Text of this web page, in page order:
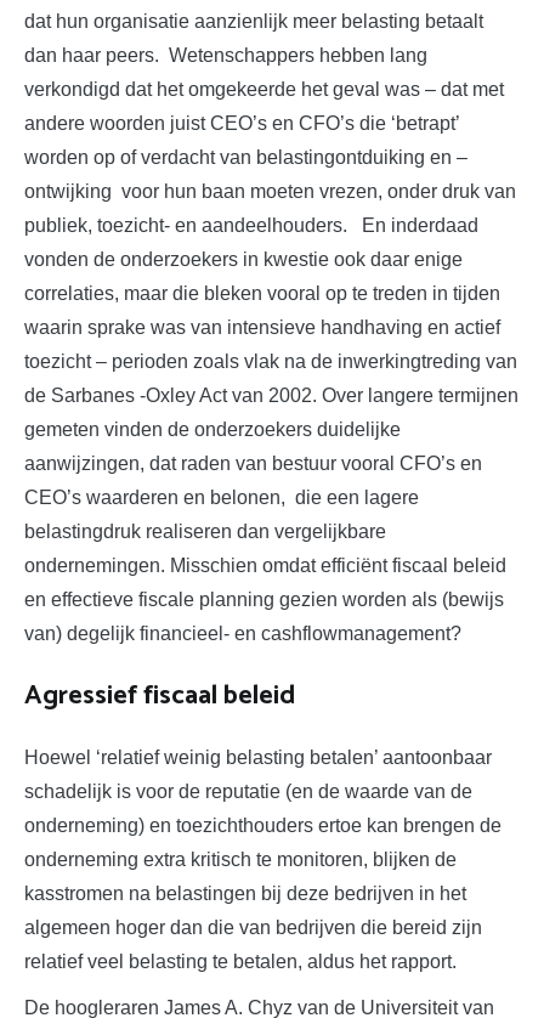
dat hun organisatie aanzienlijk meer belasting betaalt
dan haar peers. Wetenschappers hebben lang
verkondigd dat het omgekeerde het geval was – dat met
andere woorden juist CEO’s en CFO’s die ‘betrapt’
worden op of verdacht van belastingontduiking en –
ontwijking voor hun baan moeten vrezen, onder druk van
publiek, toezicht- en aandeelhouders. En inderdaad
vonden de onderzoekers in kwestie ook daar enige
correlaties, maar die bleken vooral op te treden in tijden
waarin sprake was van intensieve handhaving en actief
toezicht – perioden zoals vlak na de inwerkingtreding van
de Sarbanes -Oxley Act van 2002. Over langere termijnen
gemeten vinden de onderzoekers duidelijke
aanwijzingen, dat raden van bestuur vooral CFO’s en
CEO’s waarderen en belonen, die een lagere
belastingdruk realiseren dan vergelijkbare
ondernemingen. Misschien omdat efficiënt fiscaal beleid
en effectieve fiscale planning gezien worden als (bewijs
van) degelijk financieel- en cashflowmanagement?
Agressief fiscaal beleid
Hoewel ‘relatief weinig belasting betalen’ aantoonbaar
schadelijk is voor de reputatie (en de waarde van de
onderneming) en toezichthouders ertoe kan brengen de
onderneming extra kritisch te monitoren, blijken de
kasstromen na belastingen bij deze bedrijven in het
algemeen hoger dan die van bedrijven die bereid zijn
relatief veel belasting te betalen, aldus het rapport.
De hoogleraren James A. Chyz van de Universiteit van